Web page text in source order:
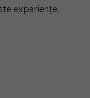
experiențe.